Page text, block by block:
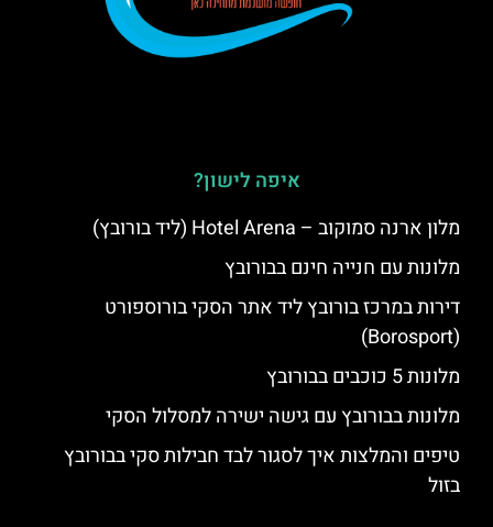
איפה לישון?
מלון ארנה סמוקוב – Hotel Arena (ליד בורובץ)
מלונות עם חנייה חינם בבורובץ
דירות במרכז בורובץ ליד אתר הסקי בורוספורט
(Borosport)
מלונות 5 כוכבים בבורובץ
מלונות בבורובץ עם גישה ישירה למסלול הסקי
טיפים והמלצות איך לסגור לבד חבילות סקי בבורובץ
בזול